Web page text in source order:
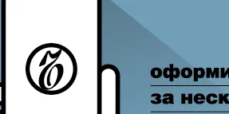
«Ъ» www.kommersant.ru/ad